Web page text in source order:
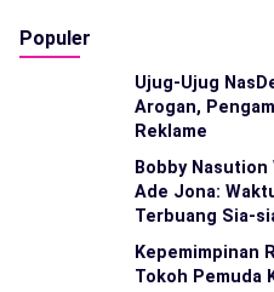
Populer
Ujug-Ujug
Arogan,
Reklame
Bobby
Ade Jona:
Terbuang Sia-
Kepemimpinan
Tokoh Pemuda